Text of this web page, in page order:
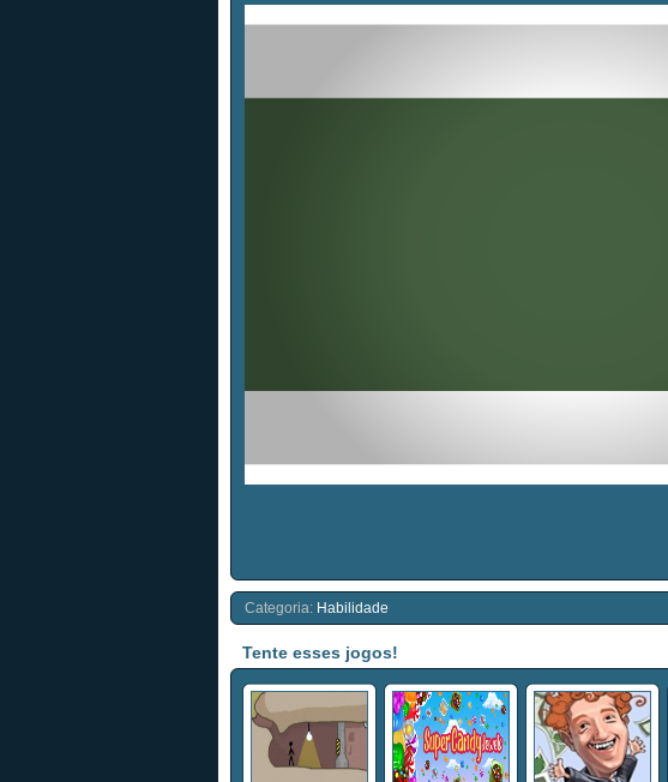
Categoria: Habilidade
Tente esses jogos!